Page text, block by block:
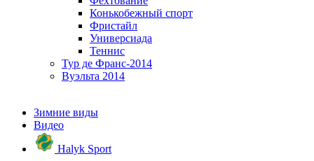
Конькобежный спорт
Фристайл
Универсиада
Теннис
Тур де Франс-2014
Вуэльта 2014
Зимние виды
Видео
Halyk Sport